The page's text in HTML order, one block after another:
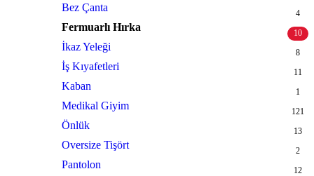
Bez Çanta 4
Fermuarlı Hırka 10
İkaz Yeleği 8
İş Kıyafetleri 11
Kaban 1
Medikal Giyim 121
Önlük 13
Oversize Tişört 2
Pantolon 12